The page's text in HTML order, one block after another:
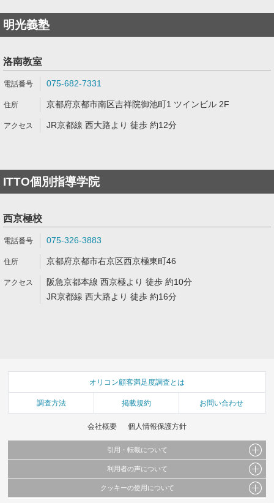
明光義塾
洛南教室
075-682-7331
京都府京都市南区吉祥院御池町1 ツインビル 2F
JR京都線 西大路より 徒歩 約12分
ITTO個別指導学院
西京極校
075-326-3883
京都府京都市右京区西京極東町46
阪急京都本線 西京極より 徒歩 約10分
JR京都線 西大路より 徒歩 約16分
オリコン顧客満足度調査とは
調査方法 掲載規約 お問い合わせ
会社概要 個人情報保護方針
引用・転載について
当サイトで公開されている情報（文字、写真、イラスト、画像データ等）及びこれらの配
これらの情報を権利者の許可なく無断転載・複製などの二次利用を行うことは固く禁じて
利用者の声について
当サイトに掲載している内容はすべてサービスの利用者が提出された見解・感想です。
クッキーの使用について